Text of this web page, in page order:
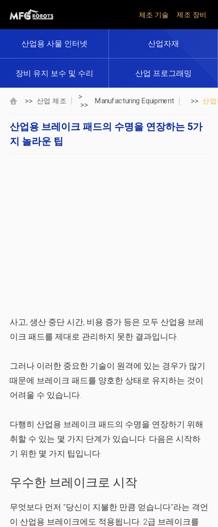
제조 기술 제조 장비
산업용 사물 인터넷 산업자재
장비 유지 보수 및 수리 산업 프로그래밍
>> 산업 제조
>
>>
Manufacturing Equipment >> 산업
산업용 브레이크 패드의 수명을 연장하는 5가
지 놀라운 팁
사고, 생산 중단 시간, 비용 증가 등은 모두 산업용 브레
이크 패드를 제대로 관리하지 못한 결과입니다.
그러나 이러한 중요한 기술이 원격에 있는 경우가 많기
때문에 브레이크 패드를 양호한 상태로 유지하는 것이
어려울 수 있습니다.
다행히 산업용 브레이크 패드의 수명을 연장하기 위해
취할 수 있는 몇 가지 단계가 있습니다. 다음은 시작하
기 위한 몇 가지 팁입니다.
우수한 브레이크로 시작
무엇보다 먼저 "당신이 지불한 만큼 얻습니다"라는 격언
이 산업용 브레이크에도 적용됩니다. 2급 브레이크를